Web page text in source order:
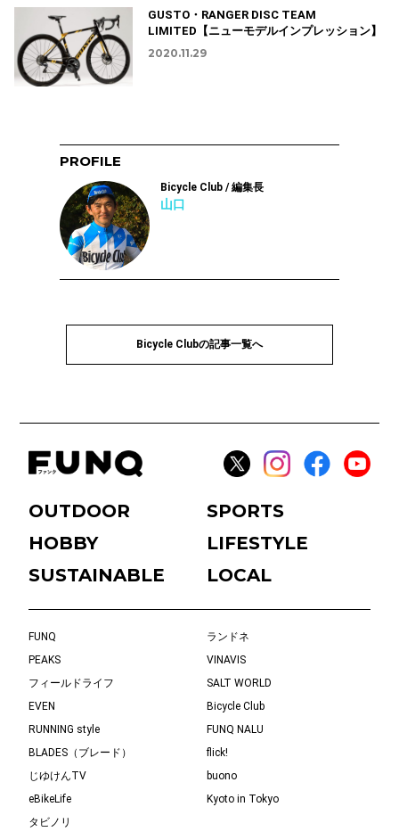
GUSTO・RANGER DISC TEAM
LIMITED【ニューモデルインプレッション】
2020.11.29
PROFILE
Bicycle Club / 編集長
山口
Bicycle Clubの記事一覧へ
OUTDOOR
SPORTS
HOBBY
LIFESTYLE
SUSTAINABLE
LOCAL
FUNQ
ランドネ
PEAKS
VINAVIS
フィールドライフ
SALT WORLD
EVEN
Bicycle Club
RUNNING style
FUNQ NALU
BLADES（ブレード）
flick!
じゆけんTV
buono
eBikeLife
Kyoto in Tokyo
タビノリ